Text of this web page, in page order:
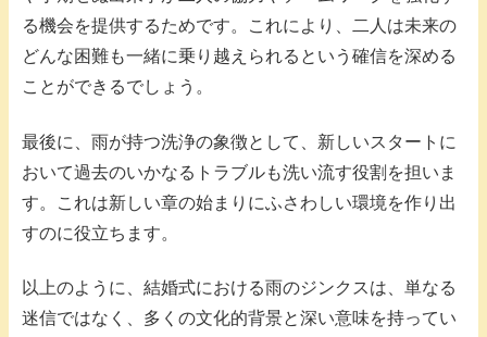
る機会を提供するためです。これにより、二人は未来の
どんな困難も一緒に乗り越えられるという確信を深める
ことができるでしょう。
最後に、雨が持つ洗浄の象徴として、新しいスタートに
おいて過去のいかなるトラブルも洗い流す役割を担いま
す。これは新しい章の始まりにふさわしい環境を作り出
すのに役立ちます。
以上のように、結婚式における雨のジンクスは、単なる
迷信ではなく、多くの文化的背景と深い意味を持ってい